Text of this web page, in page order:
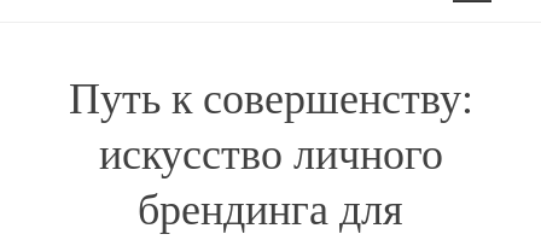
Путь к совершенству:
искусство личного
брендинга для